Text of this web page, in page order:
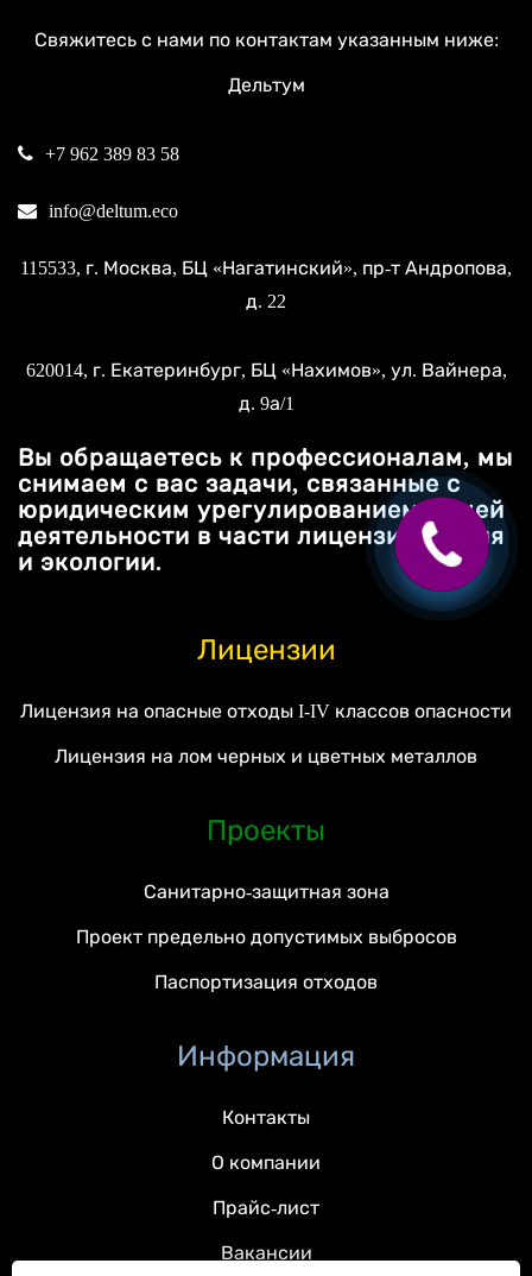
Свяжитесь с нами по контактам указанным ниже:
Дельтум
+7 962 389 83 58
info@deltum.eco
115533, г. Москва, БЦ «Нагатинский», пр-т Андропова,
д. 22
620014, г. Екатеринбург, БЦ «Нахимов», ул. Вайнера,
д. 9а/1
Вы обращаетесь к профессионалам, мы
снимаем с вас задачи, связанные с
юридическим урегулированием вашей
деятельности в части лицензирования
и экологии.
Лицензии
Лицензия на опасные отходы I-IV классов опасности
Лицензия на лом черных и цветных металлов
Проекты
Санитарно-защитная зона
Проект предельно допустимых выбросов
Паспортизация отходов
Информация
Контакты
О компании
Прайс-лист
Вакансии